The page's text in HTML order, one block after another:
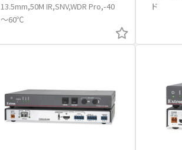
13.5mm,50M IR,SNV,WDR Pro,-40
～60℃
ド